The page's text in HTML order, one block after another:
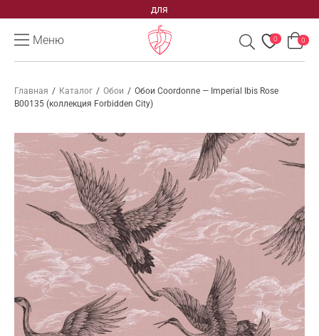
для
Меню 0 0
Главная / Каталог / Обои / Обои Coordonne — Imperial Ibis Rose
B00135 (коллекция Forbidden City)